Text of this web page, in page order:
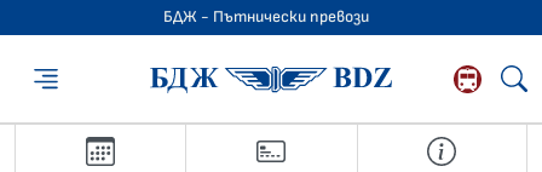
БДЖ - Пътнически превози
БДЖ -